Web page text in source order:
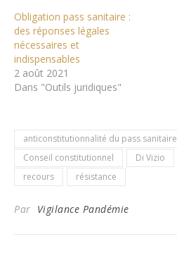
Obligation pass sanitaire :
des réponses légales
nécessaires et
indispensables
2 août 2021
Dans "Outils juridiques"
anticonstitutionnalité du pass sanitaire
Conseil constitutionnel
Di Vizio
recours
résistance
Par Vigilance Pandémie